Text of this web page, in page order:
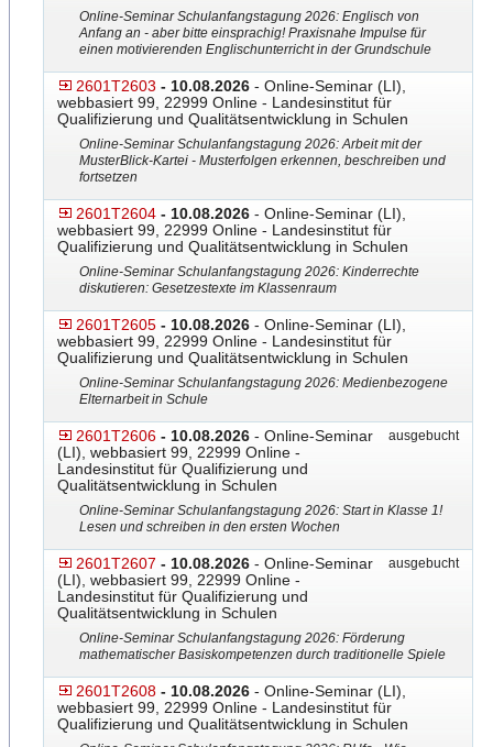
Online-Seminar Schulanfangstagung 2026: Englisch von
Anfang an - aber bitte einsprachig! Praxisnahe Impulse für
einen motivierenden Englischunterricht in der Grundschule
2601T2603 - 10.08.2026 - Online-Seminar (LI),
webbasiert 99, 22999 Online - Landesinstitut für
Qualifizierung und Qualitätsentwicklung in Schulen
Online-Seminar Schulanfangstagung 2026: Arbeit mit der
MusterBlick-Kartei - Musterfolgen erkennen, beschreiben und
fortsetzen
2601T2604 - 10.08.2026 - Online-Seminar (LI),
webbasiert 99, 22999 Online - Landesinstitut für
Qualifizierung und Qualitätsentwicklung in Schulen
Online-Seminar Schulanfangstagung 2026: Kinderrechte
diskutieren: Gesetzestexte im Klassenraum
2601T2605 - 10.08.2026 - Online-Seminar (LI),
webbasiert 99, 22999 Online - Landesinstitut für
Qualifizierung und Qualitätsentwicklung in Schulen
Online-Seminar Schulanfangstagung 2026: Medienbezogene
Elternarbeit in Schule
2601T2606 - 10.08.2026 - Online-Seminar
(LI), webbasiert 99, 22999 Online -
Landesinstitut für Qualifizierung und
Qualitätsentwicklung in Schulen
ausgebucht
Online-Seminar Schulanfangstagung 2026: Start in Klasse 1!
Lesen und schreiben in den ersten Wochen
2601T2607 - 10.08.2026 - Online-Seminar
(LI), webbasiert 99, 22999 Online -
Landesinstitut für Qualifizierung und
Qualitätsentwicklung in Schulen
ausgebucht
Online-Seminar Schulanfangstagung 2026: Förderung
mathematischer Basiskompetenzen durch traditionelle Spiele
2601T2608 - 10.08.2026 - Online-Seminar (LI),
webbasiert 99, 22999 Online - Landesinstitut für
Qualifizierung und Qualitätsentwicklung in Schulen